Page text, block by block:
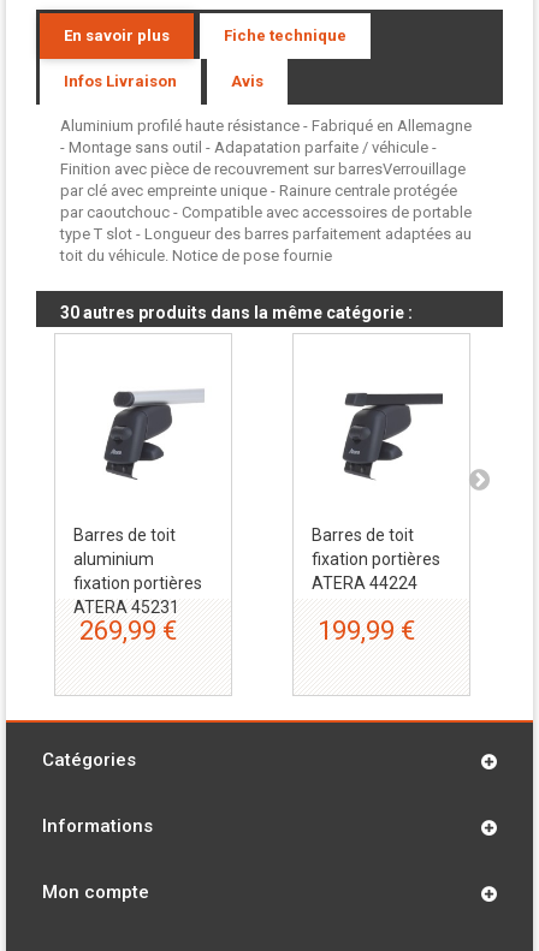
En savoir plus Fiche technique
Infos Livraison Avis
Aluminium profilé haute résistance - Fabriqué en Allemagne
- Montage sans outil - Adapatation parfaite / véhicule -
Finition avec pièce de recouvrement sur barresVerrouillage
par clé avec empreinte unique - Rainure centrale protégée
par caoutchouc - Compatible avec accessoires de portable
type T slot - Longueur des barres parfaitement adaptées au
toit du véhicule. Notice de pose fournie
30 autres produits dans la même catégorie :
Barres de toit
aluminium
fixation portières
ATERA 45231
269,99 €
Barres de toit
fixation portières
ATERA 44224
199,99 €
Catégories
Informations
Mon compte